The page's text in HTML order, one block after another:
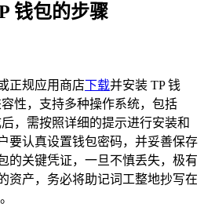
钱包的步骤
正规应用商店下载并安装 TP 钱
性，支持多种操作系统，包括
，需按照详细的提示进行安装和
要认真设置钱包密码，并妥善保存
的关键凭证，一旦不慎丢失，极有
资产，务必将助记词工整地抄写在